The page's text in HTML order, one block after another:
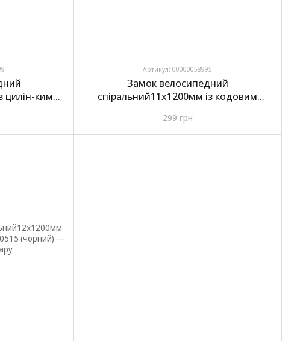
цилін-ким
Артикул: 00000058995
Замок велосипедний
спіральний11х1200мм із кодовим
299 грн